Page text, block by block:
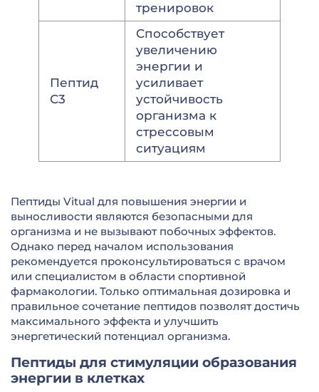
тренировок
Пептид
С3
Способствует
увеличению
энергии и
усиливает
устойчивость
организма к
стрессовым
ситуациям
Пептиды Vitual для повышения энергии и
выносливости являются безопасными для
организма и не вызывают побочных эффектов.
Однако перед началом использования
рекомендуется проконсультироваться с врачом
или специалистом в области спортивной
фармакологии. Только оптимальная дозировка и
правильное сочетание пептидов позволят достичь
максимального эффекта и улучшить
энергетический потенциал организма.
Пептиды для стимуляции образования
энергии в клетках